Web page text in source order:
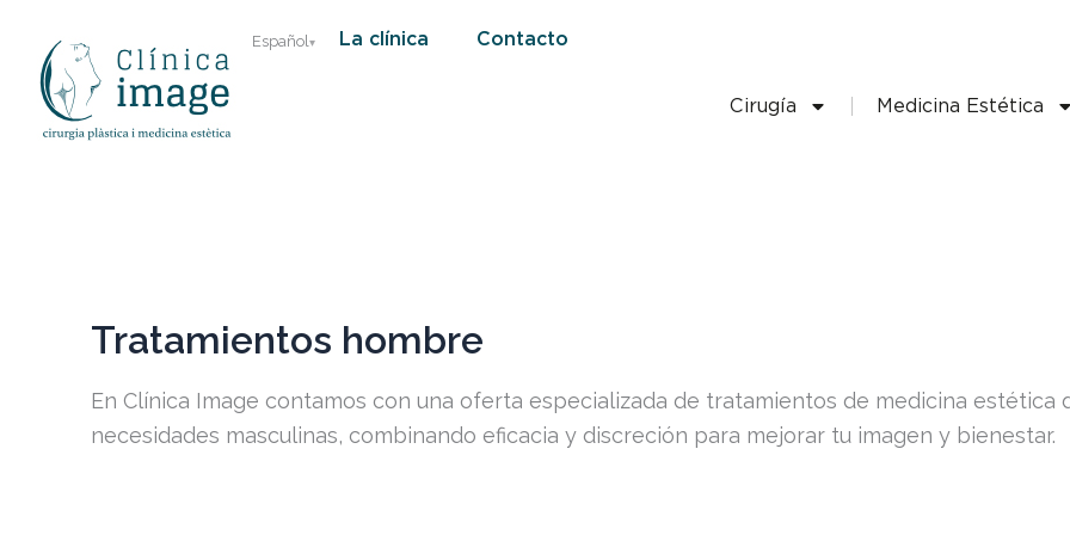
contenido
Español La clínica Contacto
Cirugía Medicina Estética
Tratamientos hombre
En Clínica Image contamos con una oferta especializada de tratamientos de medicina estética
necesidades masculinas, combinando eficacia y discreción para mejorar tu imagen y bienestar.